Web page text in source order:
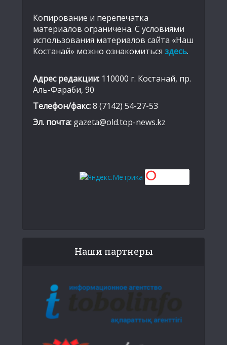
Копирование и перепечатка
материалов ограничена. С условиями
использования материалов сайта «Наш
Костанай» можно ознакомиться здесь.
Адрес редакции: 110000 г. Костанай, пр.
Аль-Фараби, 90
Телефон/факс:8 (7142) 54-27-53
Эл. почта: gazeta@old.top-news.kz
Наши партнеры